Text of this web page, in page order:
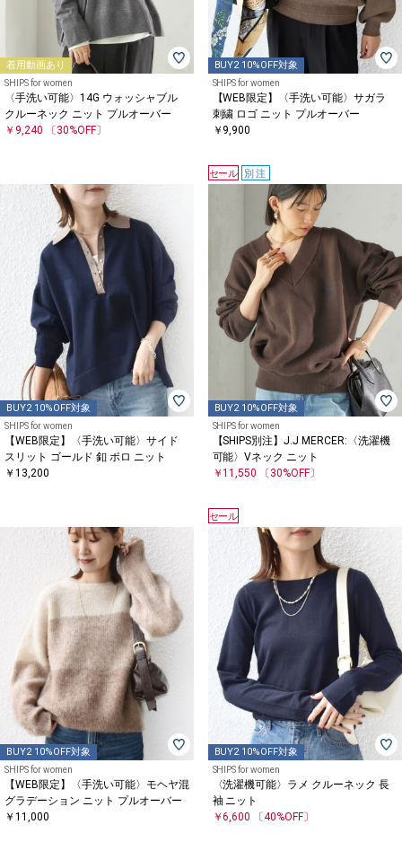
着用動画あり
SHIPS for women
〈手洗い可能〉14G ウォッシャブル
クルーネック ニット プルオーバー
￥9,240 〔30%OFF〕
BUY2 10%OFF対象
SHIPS for women
【WEB限定】〈手洗い可能〉サガラ
刺繍 ロゴ ニット プルオーバー
￥9,900
BUY2 10%OFF対象
SHIPS for women
【WEB限定】〈手洗い可能〉サイド
スリット ゴールド 釦 ポロ ニット
￥13,200
セール 別注
BUY2 10%OFF対象
SHIPS for women
【SHIPS別注】J.J MERCER:〈洗濯機
可能〉Vネック ニット
￥11,550
〔30%OFF〕
BUY2 10%OFF対象
SHIPS for women
【WEB限定】〈手洗い可能〉モヘヤ混
グラデーション ニット プルオーバー
￥11,000
セール
BUY2 10%OFF対象
SHIPS for women
〈洗濯機可能〉ラメ クルーネック 長
袖 ニット
￥6,600
〔40%OFF〕